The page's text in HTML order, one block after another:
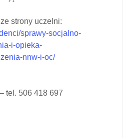
strony uczelni:
sprawy-socjalno-
i-opieka-
nnw-i-oc/
tel. 506 418 697